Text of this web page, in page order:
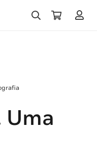
Uma